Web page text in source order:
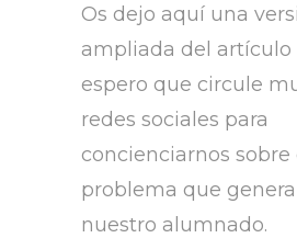
Os dejo aquí una
ampliada del artículo
espero que circule
redes sociales para
concienciarnos sobre
problema que
nuestro alumnado.